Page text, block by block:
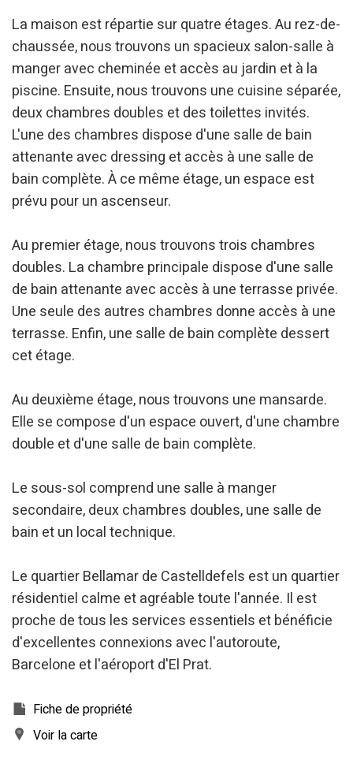
La maison est répartie sur quatre étages. Au rez-de-
chaussée, nous trouvons un spacieux salon-salle à
manger avec cheminée et accès au jardin et à la
piscine. Ensuite, nous trouvons une cuisine séparée,
deux chambres doubles et des toilettes invités.
L'une des chambres dispose d'une salle de bain
attenante avec dressing et accès à une salle de
bain complète. À ce même étage, un espace est
prévu pour un ascenseur.
Au premier étage, nous trouvons trois chambres
doubles. La chambre principale dispose d'une salle
de bain attenante avec accès à une terrasse privée.
Une seule des autres chambres donne accès à une
terrasse. Enfin, une salle de bain complète dessert
cet étage.
Au deuxième étage, nous trouvons une mansarde.
Elle se compose d'un espace ouvert, d'une chambre
double et d'une salle de bain complète.
Le sous-sol comprend une salle à manger
secondaire, deux chambres doubles, une salle de
bain et un local technique.
Le quartier Bellamar de Castelldefels est un quartier
résidentiel calme et agréable toute l'année. Il est
proche de tous les services essentiels et bénéficie
d'excellentes connexions avec l'autoroute,
Barcelone et l'aéroport d'El Prat.
Fiche de propriété
Voir la carte
Modifier les cookies
Technique et Fonctionnel
Toujours actif
Ce site Web utilise ses propres cookies pour collecter des
informations afin d'améliorer nos services. Si vous
continuez à naviguer, vous acceptez leur installation.
L'utilisateur a la possibilité de configurer son navigateur,
pouvant, s'il le souhaite, empêcher leur installation sur son
disque dur, même s'il doit garder à l'esprit qu'une telle
action peut entraîner des difficultés de navigation sur le
Analyse et Personnalisation